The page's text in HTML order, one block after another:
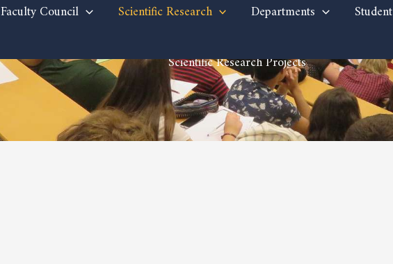
Faculty Council Scientific Research Departments
Scientific Research Projects